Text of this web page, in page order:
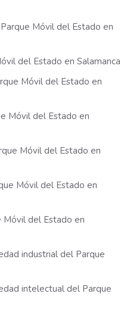
Móvil del Estado en
del Estado en Salamanca
Móvil del Estado en
Móvil del Estado en
Móvil del Estado en
Móvil del Estado en
Móvil del Estado en
industrial del Parque
intelectual del Parque